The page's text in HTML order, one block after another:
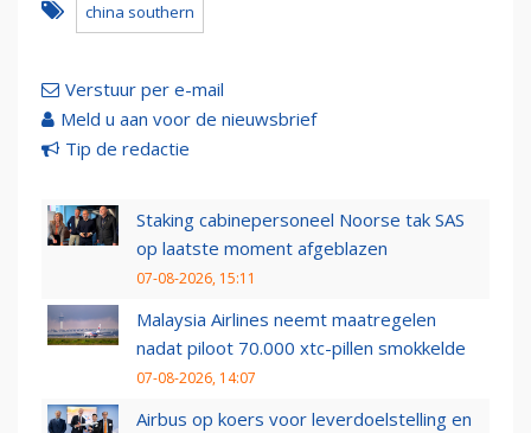
china southern
Verstuur per e-mail
Meld u aan voor de nieuwsbrief
Tip de redactie
Staking cabinepersoneel Noorse tak SAS
op laatste moment afgeblazen
07-08-2026, 15:11
Malaysia Airlines neemt maatregelen
nadat piloot 70.000 xtc-pillen smokkelde
07-08-2026, 14:07
Airbus op koers voor leverdoelstelling en